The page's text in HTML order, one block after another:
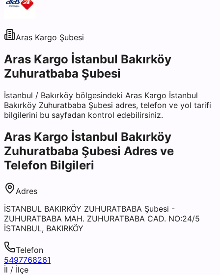
Aras Kargo Şubesi
Aras Kargo İstanbul Bakırköy
Zuhuratbaba Şubesi
İstanbul / Bakırköy bölgesindeki Aras Kargo İstanbul
Bakırköy Zuhuratbaba Şubesi adres, telefon ve yol tarifi
bilgilerini bu sayfadan kontrol edebilirsiniz.
Aras Kargo İstanbul Bakırköy
Zuhuratbaba Şubesi Adres ve
Telefon Bilgileri
Adres
İSTANBUL BAKIRKÖY ZUHURATBABA Şubesi -
ZUHURATBABA MAH. ZUHURATBABA CAD. NO:24/5
İSTANBUL, BAKIRKÖY
Telefon
5497768261
İl / İlçe